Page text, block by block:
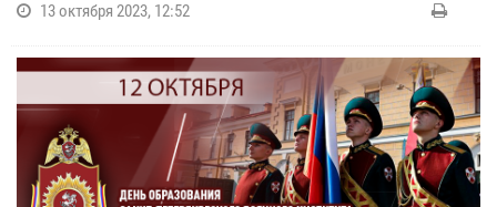
13 октября 2023, 12:52